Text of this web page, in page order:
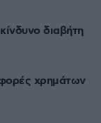
διαβήτη
χρημάτων